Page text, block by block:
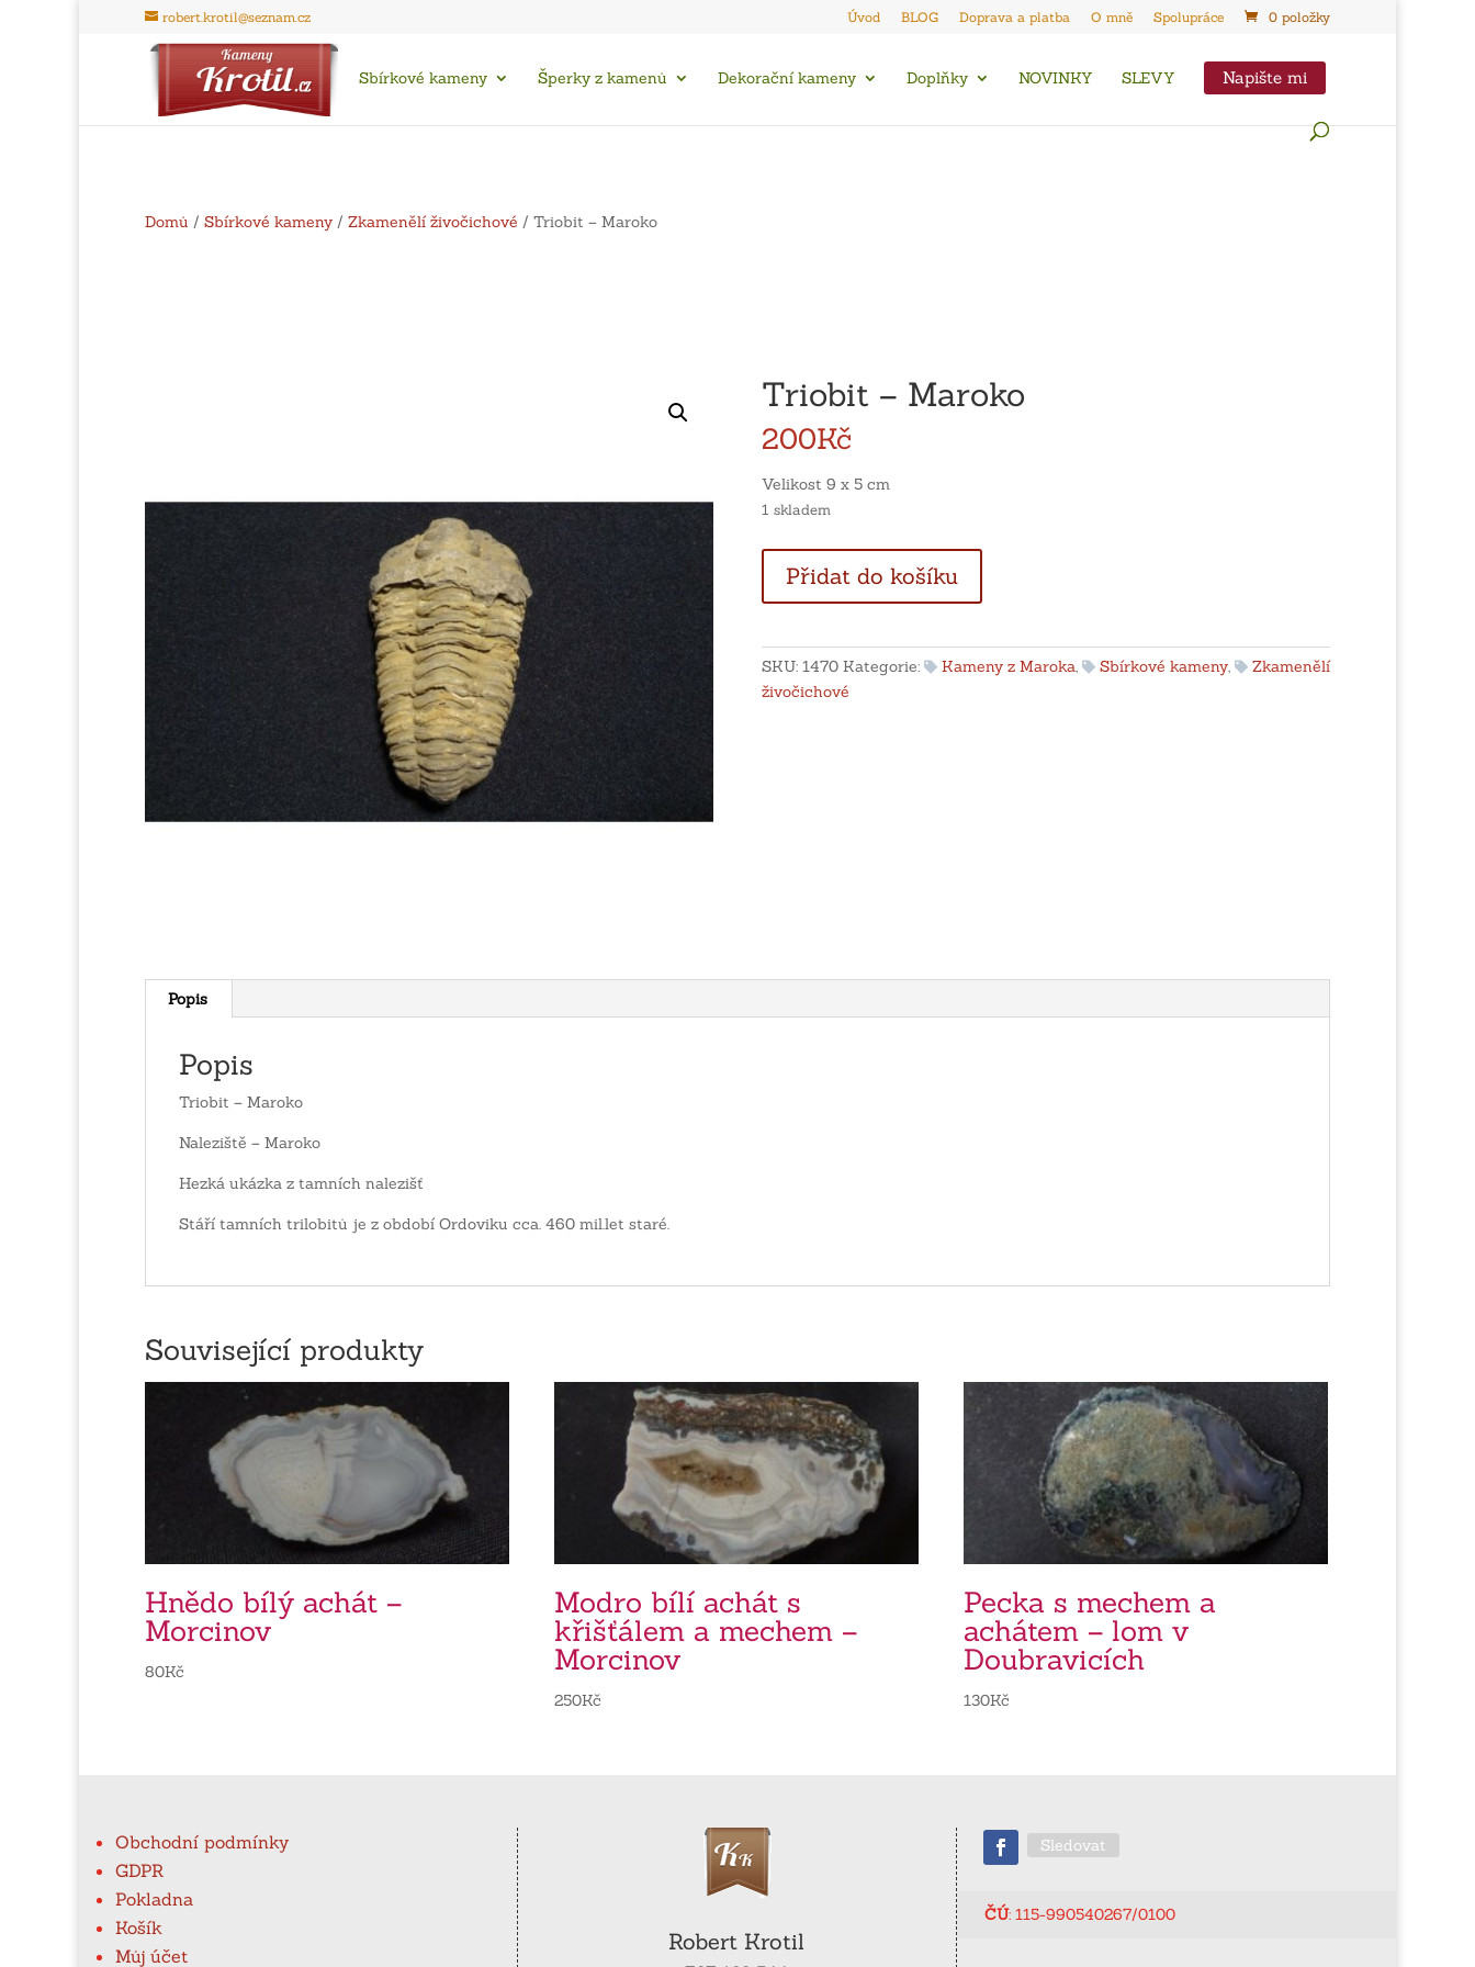
robert.krotil@seznam.cz Úvod BLOG Doprava a platba O mně Spolupráce 0 položky
Sbírkové kameny Šperky z kamenů Dekorační kameny Doplňky NOVINKY SLEVY Napište mi
Domů / Sbírkové kameny / Zkamenělí živočichové / Triobit – Maroko
Triobit – Maroko
200Kč
Velikost 9 x 5 cm
1 skladem
Maroko
Přidat do košíku
SKU: 1470 Kategorie: Kameny z Maroka, Sbírkové kameny,
Zkamenělí
živočichové
Popis
Popis
Triobit – Maroko
Naleziště – Maroko
Hezká ukázka z tamních nalezišť
Stáří tamních trilobitů je z období Ordoviku cca. 460 mil.let staré.
Související produkty
Hnědo bílý achát –
Morcinov
80Kč
Modro bílí achát s
křišťálem a mechem –
Morcinov
250Kč
Pecka s mechem a
achátem – lom v
Doubravicích
130Kč
Obchodní podmínky
GDPR
Pokladna
Košík
Můj účet
Robert Krotil
Sledovat
ČÚ: 115-990540267/0100